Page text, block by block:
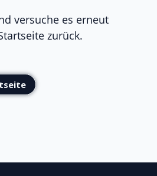
versuche es erneut
zurück.